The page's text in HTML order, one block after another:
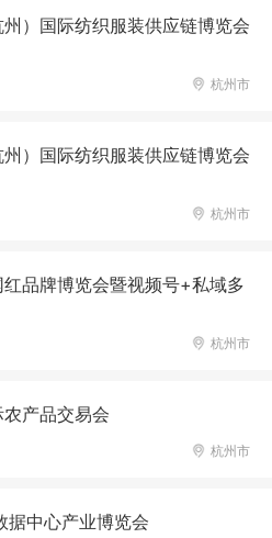
）国际纺织服装供应链博览会
杭州市
）国际纺织服装供应链博览会
杭州市
品牌博览会暨视频号+私域多
杭州市
产品交易会
杭州市
中心产业博览会